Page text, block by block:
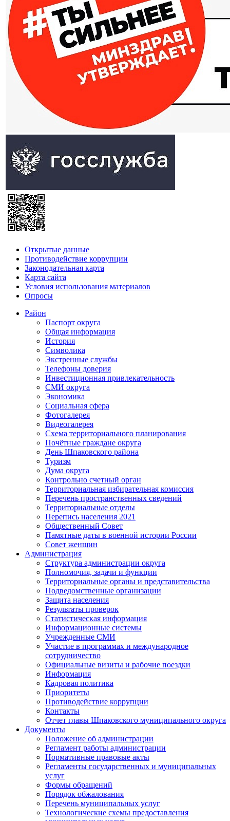
Открытые данные
Противодействие коррупции
Законодательная карта
Карта сайта
Условия использования материалов
Опросы
Район
Паспорт округа
Общая информация
История
Символика
Экстренные службы
Телефоны доверия
Инвестиционная привлекательность
СМИ округа
Экономика
Социальная сфера
Фотогалерея
Видеогалерея
Схема территориального планирования
Почётные граждане округа
День Шпаковского района
Туризм
Дума округа
Контрольно счетный орган
Территориальная избирательная комиссия
Перечень пространственных сведений
Территориальные отделы
Перепись населения 2021
Общественный Совет
Памятные даты в военной истории России
Совет женщин
Администрация
Структура администрации округа
Полномочия, задачи и функции
Территориальные органы и представительства
Подведомственные организации
Защита населения
Результаты проверок
Статистическая информация
Информационные системы
Учрежденные СМИ
Участие в программах и международное
сотрудничество
Официальные визиты и рабочие поездки
Информация
Кадровая политика
Приоритеты
Противодействие коррупции
Контакты
Отчет главы Шпаковского муниципального округа
Документы
Положение об администрации
Регламент работы администрации
Нормативные правовые акты
Регламенты государственных и муниципальных
услуг
Формы обращений
Порядок обжалования
Перечень муниципальных услуг
Технологические схемы предоставления